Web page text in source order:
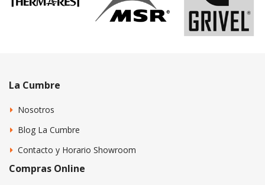
La Cumbre
Nosotros
Blog La Cumbre
Contacto y Horario Showroom
Compras Online